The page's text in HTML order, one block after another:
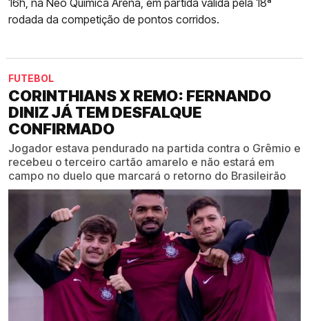
rodada da competição de pontos corridos.
FUTEBOL
CORINTHIANS X REMO: FERNANDO
DINIZ JÁ TEM DESFALQUE
CONFIRMADO
Jogador estava pendurado na partida contra o Grêmio e
recebeu o terceiro cartão amarelo e não estará em
campo no duelo que marcará o retorno do Brasileirão